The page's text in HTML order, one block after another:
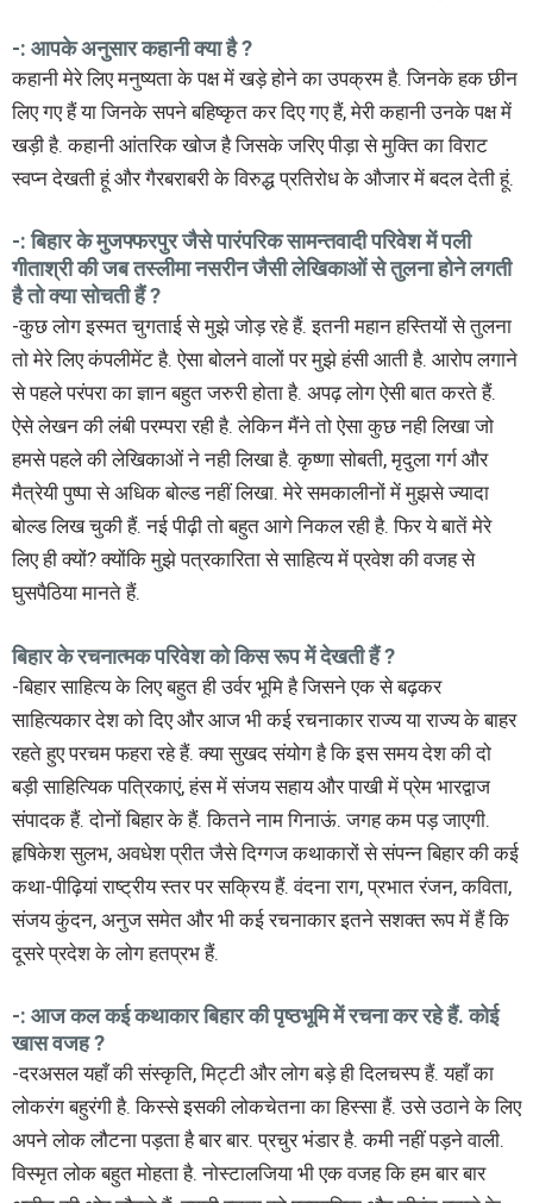
-: आपके अनुसार कहानी क्या है ?
कहानी मेरे लिए मनुष्यता के पक्ष में खड़े होने का उपक्रम है. जिनके हक छीन
लिए गए हैं या जिनके सपने बहिष्कृत कर दिए गए हैं, मेरी कहानी उनके पक्ष में
खड़ी है. कहानी आंतरिक खोज है जिसके जरिए पीड़ा से मुक्ति का विराट
स्वप्न देखती हूं और गैरबराबरी के विरुद्ध प्रतिरोध के औजार में बदल देती हूं.
-: बिहार के मुजफ्फरपुर जैसे पारंपरिक सामन्तवादी परिवेश में पली
गीताश्री की जब तस्लीमा नसरीन जैसी लेखिकाओं से तुलना होने लगती
है तो क्या सोचती हैं ?
-कुछ लोग इस्मत चुगताई से मुझे जोड़ रहे हैं. इतनी महान हस्तियों से तुलना
तो मेरे लिए कंपलीमेंट है. ऐसा बोलने वालों पर मुझे हंसी आती है. आरोप लगाने
से पहले परंपरा का ज्ञान बहुत जरुरी होता है. अपढ़ लोग ऐसी बात करते हैं.
ऐसे लेखन की लंबी परम्परा रही है. लेकिन मैंने तो ऐसा कुछ नही लिखा जो
हमसे पहले की लेखिकाओं ने नही लिखा है. कृष्णा सोबती, मृदुला गर्ग और
मैत्रेयी पुष्पा से अधिक बोल्ड नहीं लिखा. मेरे समकालीनों में मुझसे ज्यादा
बोल्ड लिख चुकी हैं. नई पीढ़ी तो बहुत आगे निकल रही है. फिर ये बातें मेरे
लिए ही क्यों? क्योंकि मुझे पत्रकारिता से साहित्य में प्रवेश की वजह से
घुसपैठिया मानते हैं.
बिहार के रचनात्मक परिवेश को किस रूप में देखती हैं ?
-बिहार साहित्य के लिए बहुत ही उर्वर भूमि है जिसने एक से बढ़कर
साहित्यकार देश को दिए और आज भी कई रचनाकार राज्य या राज्य के बाहर
रहते हुए परचम फहरा रहे हैं. क्या सुखद संयोग है कि इस समय देश की दो
बड़ी साहित्यिक पत्रिकाएं, हंस में संजय सहाय और पाखी में प्रेम भारद्वाज
संपादक हैं. दोनों बिहार के हैं. कितने नाम गिनाऊं. जगह कम पड़ जाएगी.
हृषिकेश सुलभ, अवधेश प्रीत जैसे दिग्गज कथाकारों से संपन्न बिहार की कई
कथा-पीढ़ियां राष्ट्रीय स्तर पर सक्रिय हैं. वंदना राग, प्रभात रंजन, कविता,
संजय कुंदन, अनुज समेत और भी कई रचनाकार इतने सशक्त रूप में हैं कि
दूसरे प्रदेश के लोग हतप्रभ हैं.
-: आज कल कई कथाकार बिहार की पृष्ठभूमि में रचना कर रहे हैं. कोई
खास वजह ?
-दरअसल यहाँ की संस्कृति, मिट्टी और लोग बड़े ही दिलचस्प हैं. यहाँ का
लोकरंग बहुरंगी है. किस्से इसकी लोकचेतना का हिस्सा हैं. उसे उठाने के लिए
अपने लोक लौटना पड़ता है बार बार. प्रचुर भंडार है. कमी नहीं पड़ने वाली.
विस्मृत लोक बहुत मोहता है. नोस्टालजिया भी एक वजह कि हम बार बार